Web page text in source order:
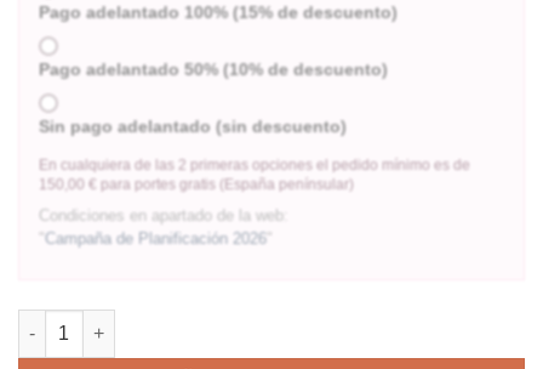
Pago adelantado 100% (15% de descuento)
Pago adelantado 50% (10% de descuento)
Sin pago adelantado (sin descuento)
En cualquiera de las 2 primeras opciones el pedido mínimo es de
150,00 € para portes gratis (España penínsular)
Condiciones en apartado de la web:
"Campaña de Planificación 2026 "